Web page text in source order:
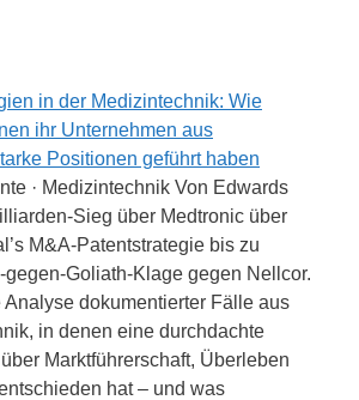
in der Medizintechnik: Wie
ihr Unternehmen aus
Positionen geführt haben
· Medizintechnik Von Edwards
Sieg über Medtronic über
M&A-Patentstrategie bis zu
gegen-Goliath-Klage gegen Nellcor.
Analyse dokumentierter Fälle aus
in denen eine durchdachte
Marktführerschaft, Überleben
hat – und was